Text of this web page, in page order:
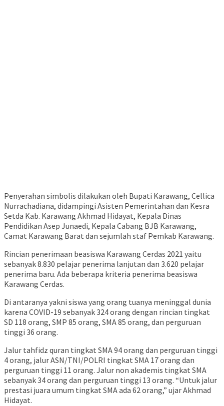
Penyerahan simbolis dilakukan oleh Bupati Karawang, Cellica
Nurrachadiana, didampingi Asisten Pemerintahan dan Kesra
Setda Kab. Karawang Akhmad Hidayat, Kepala Dinas
Pendidikan Asep Junaedi, Kepala Cabang BJB Karawang,
Camat Karawang Barat dan sejumlah staf Pemkab Karawang.
Rincian penerimaan beasiswa Karawang Cerdas 2021 yaitu
sebanyak 8.830 pelajar penerima lanjutan dan 3.620 pelajar
penerima baru. Ada beberapa kriteria penerima beasiswa
Karawang Cerdas.
Di antaranya yakni siswa yang orang tuanya meninggal dunia
karena COVID-19 sebanyak 324 orang dengan rincian tingkat
SD 118 orang, SMP 85 orang, SMA 85 orang, dan perguruan
tinggi 36 orang.
Jalur tahfidz quran tingkat SMA 94 orang dan perguruan tinggi
4 orang, jalur ASN/TNI/POLRI tingkat SMA 17 orang dan
perguruan tinggi 11 orang. Jalur non akademis tingkat SMA
sebanyak 34 orang dan perguruan tinggi 13 orang. “Untuk jalur
prestasi juara umum tingkat SMA ada 62 orang,” ujar Akhmad
Hidayat.